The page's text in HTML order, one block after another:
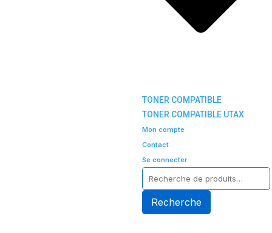
TONER COMPATIBLE
TONER COMPATIBLE UTAX
Mon compte
Contact
Se connecter